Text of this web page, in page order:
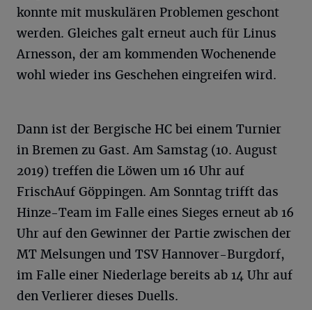
konnte mit muskulären Problemen geschont
werden. Gleiches galt erneut auch für Linus
Arnesson, der am kommenden Wochenende
wohl wieder ins Geschehen eingreifen wird.
Dann ist der Bergische HC bei einem Turnier
in Bremen zu Gast. Am Samstag (10. August
2019) treffen die Löwen um 16 Uhr auf
FrischAuf Göppingen. Am Sonntag trifft das
Hinze-Team im Falle eines Sieges erneut ab 16
Uhr auf den Gewinner der Partie zwischen der
MT Melsungen und TSV Hannover-Burgdorf,
im Falle einer Niederlage bereits ab 14 Uhr auf
den Verlierer dieses Duells.